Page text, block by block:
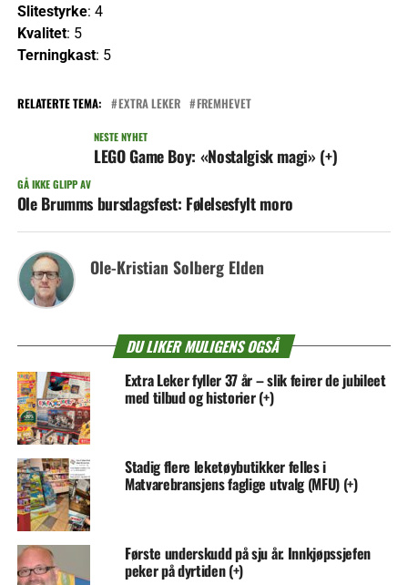
Slitestyrke: 4
Kvalitet: 5
Terningkast: 5
RELATERTE TEMA: EXTRA LEKER FREMHEVET
NESTE NYHET
LEGO Game Boy: «Nostalgisk magi» (+)
GÅ IKKE GLIPP AV
Ole Brumms bursdagsfest: Følelsesfylt moro
Ole-Kristian Solberg Elden
DU LIKER MULIGENS OGSÅ
Extra Leker fyller 37 år – slik feirer de jubileet
med tilbud og historier (+)
Stadig flere leketøybutikker felles i
Matvarebransjens faglige utvalg (MFU) (+)
Første underskudd på sju år. Innkjøpssjefen
peker på dyrtiden (+)